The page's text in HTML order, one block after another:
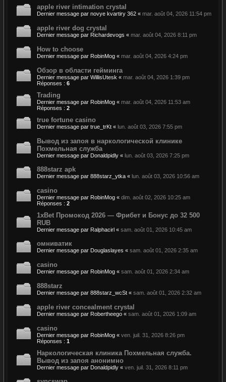
apple river intimation crystal
Dernier message par novye kvartiry 362 « mar. août 04, 2026 11:54 pm
apple river dog crystal
Dernier message par Richardevogs « mar. août 04, 2026 8:11 pm
How to choose
Dernier message par RobinMog « mar. août 04, 2026 4:24 pm
Обзор в области гейминга
Dernier message par WillisUtesk « mar. août 04, 2026 1:39 pm
Réponses : 6
Trading
Dernier message par RobinMog « mar. août 04, 2026 11:53 am
Réponses : 2
true fortune casino
Dernier message par true_trKt « lun. août 03, 2026 7:55 pm
Вывод из запоя в наркологической клинике
Похмельная служба
Dernier message par Donaldpidly « lun. août 03, 2026 7:25 pm
888starz apk
Dernier message par 888starz_ytka « lun. août 03, 2026 10:56 am
casino
Dernier message par RobinMog « dim. août 02, 2026 10:25 am
Réponses : 2
1xBet Промокод 2026 — Фрибет и Бонус до 32 500
RUB
Dernier message par Ralphacirl « sam. août 01, 2026 10:45 am
омниватик
Dernier message par Douglaslayes « sam. août 01, 2026 2:35 am
casino
Dernier message par RobinMog « sam. août 01, 2026 2:34 am
888starz
Dernier message par 888starz_wcSt « sam. août 01, 2026 2:32 am
apple river concealment crystal
Dernier message par Robertheego « sam. août 01, 2026 1:09 am
casino
Dernier message par RobinMog « ven. juil. 31, 2026 8:26 pm
Réponses : 1
Наркологическая клиника Похмельная служба.
Вывод из запоя анонимно
Dernier message par Donaldpidly « ven. juil. 31, 2026 8:11 pm